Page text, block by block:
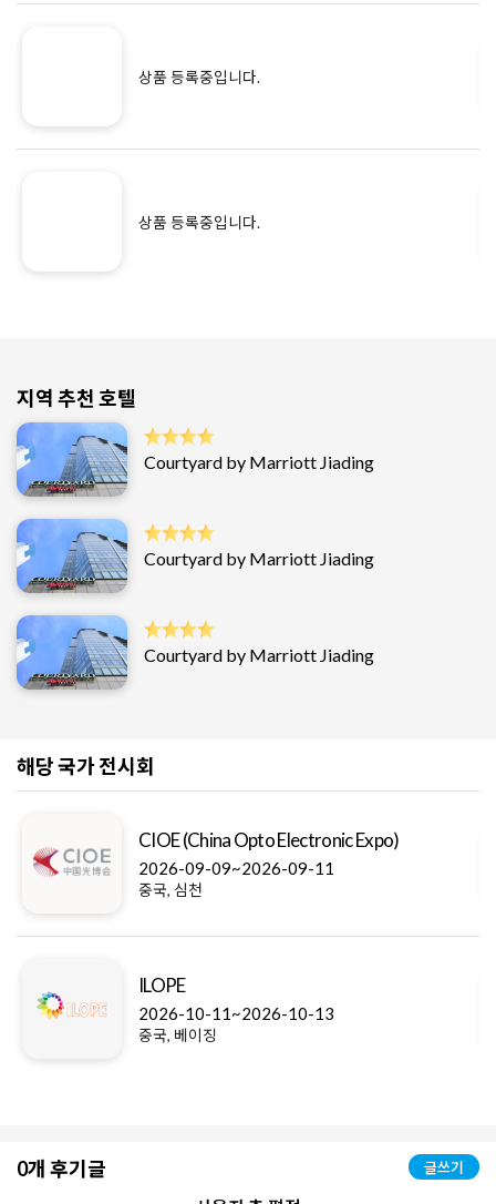
상품 등록중입니다.
상품 등록중입니다.
지역 추천 호텔
Courtyard by Marriott Jiading
Courtyard by Marriott Jiading
Courtyard by Marriott Jiading
해당 국가 전시회
CIOE (China Opto Electronic Expo)
2026-09-09~2026-09-11
중국, 심천
ILOPE
2026-10-11~2026-10-13
중국, 베이징
0개 후기글 글쓰기